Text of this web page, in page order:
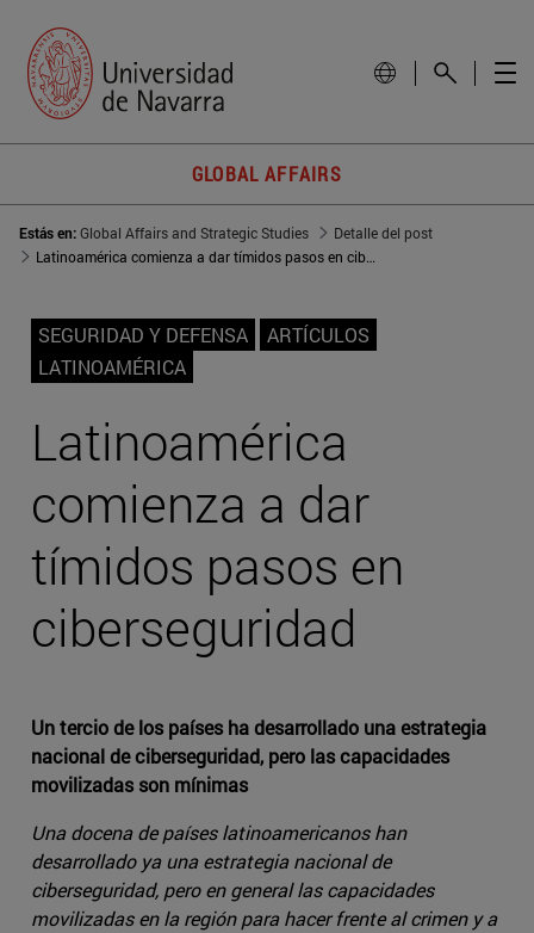
GLOBAL AFFAIRS
Estás en:Global Affairs and Strategic Studies
Detalle del post
Latinoamérica comienza a dar tímidos pasos en ciberseguridad
SEGURIDAD Y DEFENSA
ARTÍCULOS
LATINOAMÉRICA
Latinoamérica
comienza a dar
tímidos pasos en
ciberseguridad
Un tercio de los países ha desarrollado una estrategia
nacional de ciberseguridad, pero las capacidades
movilizadas son mínimas
Una docena de países latinoamericanos han
desarrollado ya una estrategia nacional de
ciberseguridad, pero en general las capacidades
movilizadas en la región para hacer frente al crimen y a